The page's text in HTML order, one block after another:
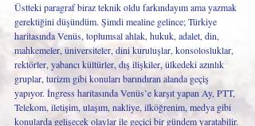
Üstteki paragraf biraz teknik oldu farkındayım ama yazmak
gerektiğini düşündüm. Şimdi mealine gelince; Türkiye
haritasında Venüs, toplumsal ahlak, hukuk, adalet, din,
mahkemeler, üniversiteler, dini kuruluşlar, konsolosluklar,
rektörler, yabancı kültürler, dış ilişkiler, ülkedeki azınlık
gruplar, turizm gibi konuları barındıran alanda geçiş
yapıyor. İngress haritasında Venüs’e karşıt yapan Ay, PTT,
Telekom, iletişim, ulaşım, nakliye, ilköğrenim, medya gibi
konularda gelişecek olaylar ile geçici bir gündem yaratabilir.